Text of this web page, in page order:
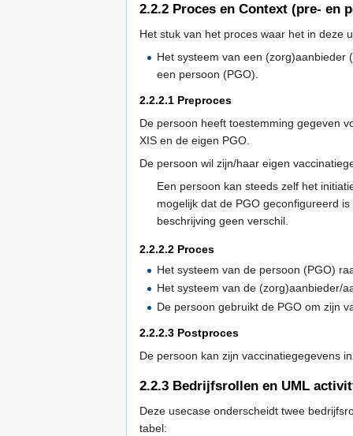
2.2.2 Proces en Context (pre- en
Het stuk van het proces waar het in deze
Het systeem van een (zorg)aanbieder
een persoon (PGO).
2.2.2.1 Preproces
De persoon heeft toestemming gegeven
XIS en de eigen PGO.
De persoon wil zijn/haar eigen
Een persoon kan steeds zelf het
mogelijk dat de PGO geconfigureerd
beschrijving geen verschil.
2.2.2.2 Proces
Het systeem van de persoon (PGO)
Het systeem van de (zorg)aanbieder/
De persoon gebruikt de PGO om zijn
2.2.2.3 Postproces
De persoon kan zijn vaccinatiegegevens
2.2.3 Bedrijfsrollen en UML
Deze usecase onderscheidt twee
tabel: